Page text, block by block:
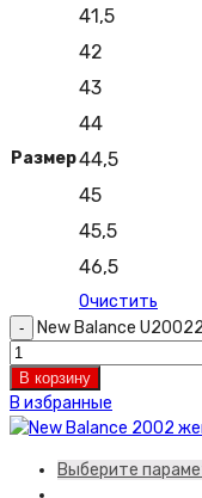
Размер
41,5
42
43
44
44,5
45
45,5
46,5
Очистить
New Balance
В корзину
В избранные
Выберите